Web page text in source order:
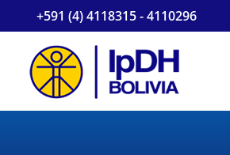
+591 (4) 4118315 - 4110296